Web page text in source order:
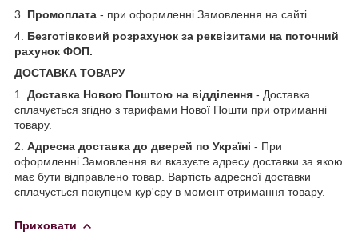
3. Промоплата - при оформленні Замовлення на сайті.
4. Безготівковий розрахунок за реквізитами на поточний
рахунок ФОП.
ДОСТАВКА ТОВАРУ
1.
Доставка Новою Поштою на відділення - Доставка
сплачується згідно з тарифами Нової Пошти при отриманні
товару.
2. Адресна доставка до дверей по Україні - При
оформленні Замовлення ви вказуєте адресу доставки за якою
має бути відправлено товар. Вартість адресної доставки
сплачується покупцем кур'єру в момент отримання товару.
Приховати